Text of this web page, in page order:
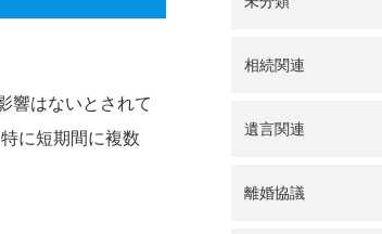
響はないとされて
に短期間に複数
相続関連
遺言関連
離婚協議